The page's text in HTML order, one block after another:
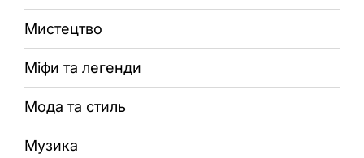
Мистецтво
Міфи та легенди
Мода та стиль
Музика